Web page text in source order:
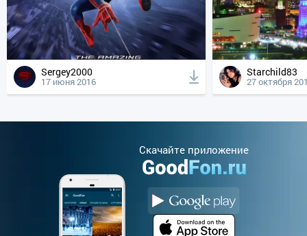
Sergey2000
17 июня 2016
Starchild83
27 октября
Cкачайте приложение